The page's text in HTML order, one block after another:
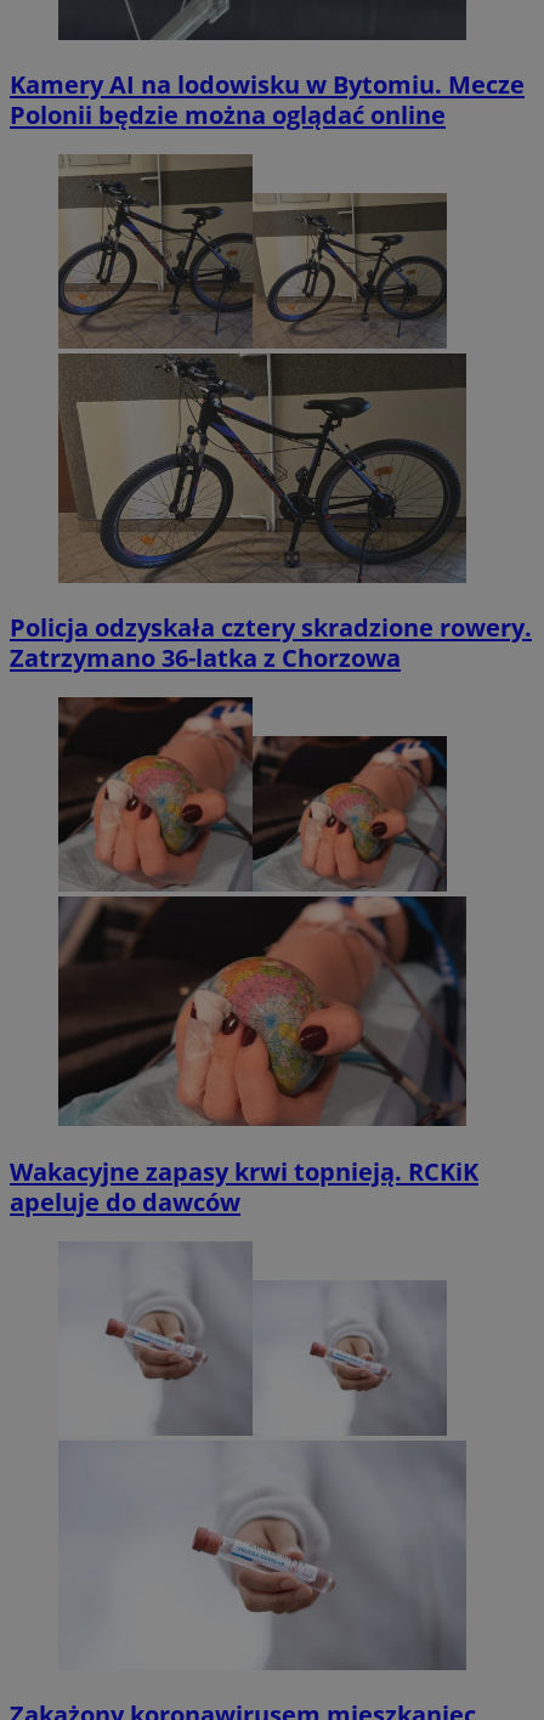
Kamery AI na lodowisku w Bytomiu. Mecze
Polonii będzie można oglądać online
Policja odzyskała cztery skradzione rowery.
Zatrzymano 36-latka z Chorzowa
Wakacyjne zapasy krwi topnieją. RCKiK
apeluje do dawców